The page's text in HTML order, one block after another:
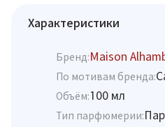
Характеристики
Бренд:Maison
По мотивам бренда:
Объём:100 мл
Тип парфюмерии: